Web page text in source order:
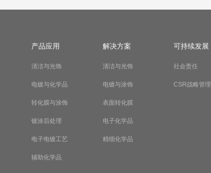
产品应用
清洁与光饰
电镀与化学品
转化膜与涂饰
镀涂后处理
电子电镀工艺
辅助化学品
解决方案
清洁与光饰
电镀与涂饰
表面转化膜
电子化学品
精细化学品
可持续发展
社会责任
CSR战略管理